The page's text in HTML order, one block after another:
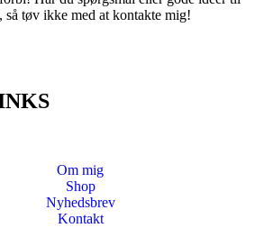
så tøv ikke med at kontakte mig!
Om mig
Shop
Nyhedsbrev
Kontakt